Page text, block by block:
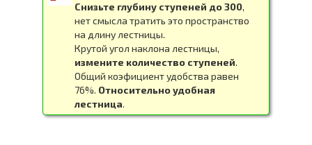
Снизьте глубину ступеней до 300,
нет смысла тратить это пространство
на длину лестницы.
Крутой угол наклона лестницы,
измените количество ступеней.
Общий коэфициент удобства равен
76%. Относительно удобная
лестница.